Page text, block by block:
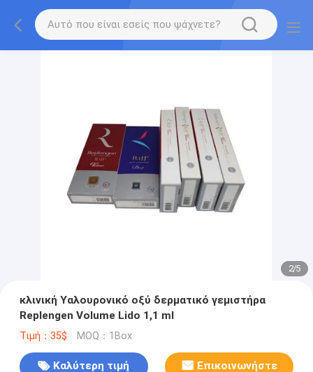
2/5
κλινική Υαλουρονικό οξύ δερματικό γεμιστήρα
Replengen Volume Lido 1,1 ml
Τιμή：35$ MOQ：1Box
Καλύτερη τιμή Επικοινωνήστε